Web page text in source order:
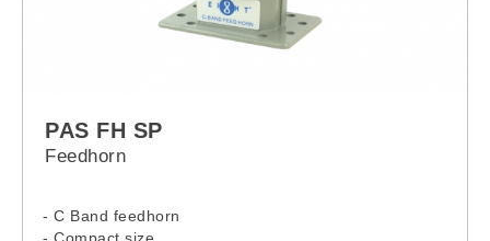
PAS FH SP
Feedhorn
- C Band feedhorn
- Compact size